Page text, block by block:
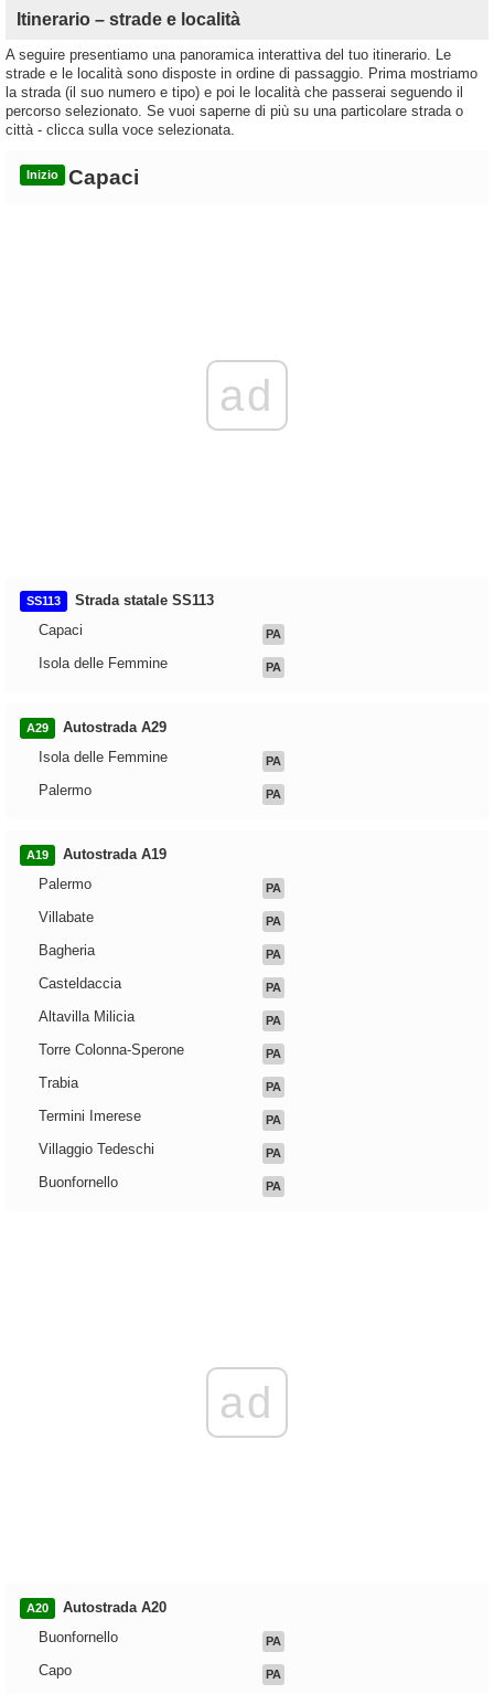
Itinerario – strade e località
A seguire presentiamo una panoramica interattiva del tuo itinerario. Le
strade e le località sono disposte in ordine di passaggio. Prima mostriamo
la strada (il suo numero e tipo) e poi le località che passerai seguendo il
percorso selezionato. Se vuoi saperne di più su una particolare strada o
città - clicca sulla voce selezionata.
Inizio Capaci
ad
SS113
Strada statale SS113
Capaci
PA
Isola delle Femmine PA
A29
Autostrada A29
Isola delle Femmine
PA
Palermo PA
A19
Autostrada A19
Palermo
PA
Villabate PA
Bagheria PA
Casteldaccia PA
Altavilla Milicia PA
Torre Colonna-Sperone PA
Trabia PA
Termini Imerese PA
Villaggio Tedeschi PA
Buonfornello PA
ad
A20
Autostrada A20
Buonfornello
PA
Capo PA